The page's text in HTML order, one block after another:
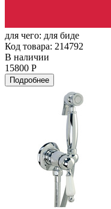
для чего: для биде
Код товара: 214792
В наличии
15800 Р
Подробнее